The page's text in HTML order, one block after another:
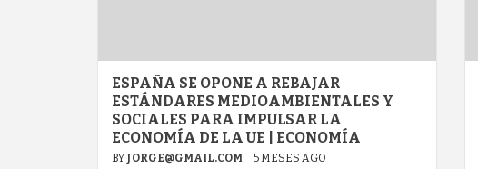
ESPAÑA SE OPONE A REBAJAR
ESTÁNDARES MEDIOAMBIENTALES Y
SOCIALES PARA IMPULSAR LA
ECONOMÍA DE LA UE | ECONOMÍA
BY JORGE@GMAIL.COM 5 MESES AGO